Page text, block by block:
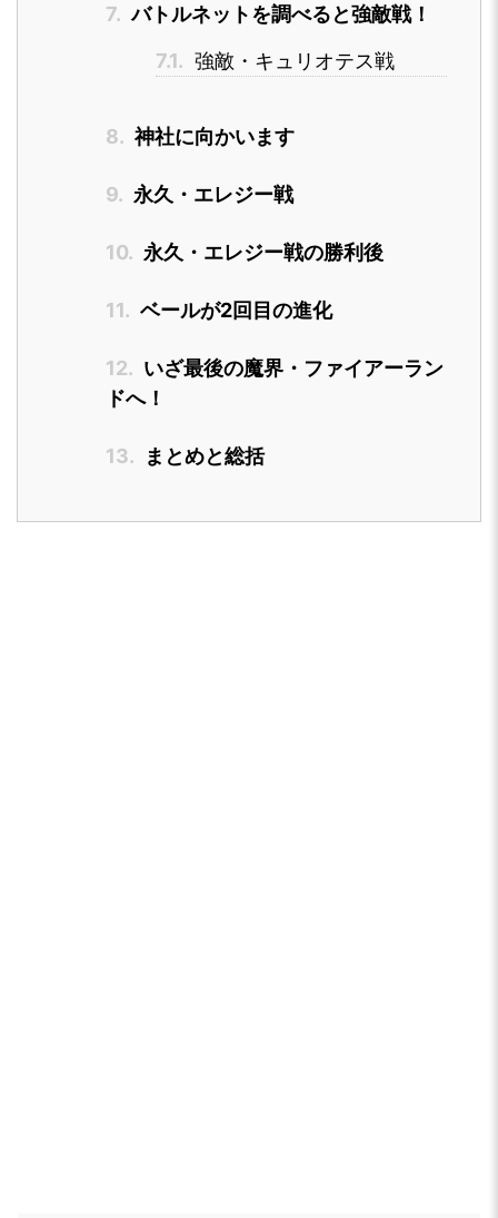
7. バトルネットを調べると強敵戦！
7.1. 強敵・キュリオテス戦
8. 神社に向かいます
9. 永久・エレジー戦
10. 永久・エレジー戦の勝利後
11. ベールが2回目の進化
12. いざ最後の魔界・ファイアーラン
ドへ！
13. まとめと総括